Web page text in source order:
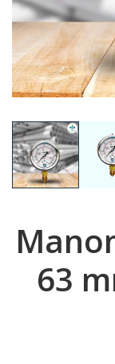
63